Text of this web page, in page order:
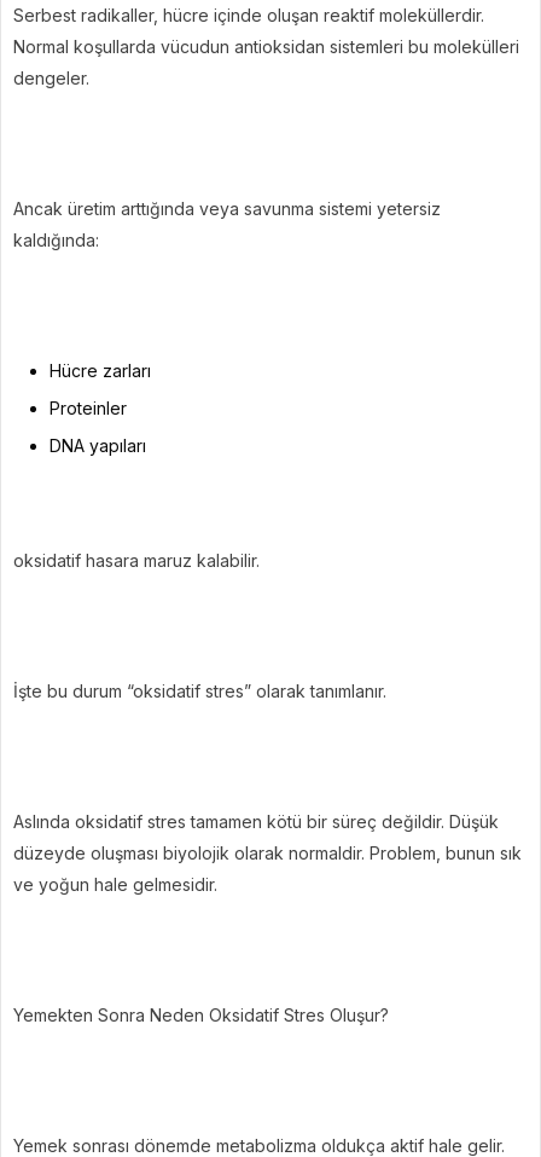
Serbest radikaller, hücre içinde oluşan reaktif moleküllerdir.
Normal koşullarda vücudun antioksidan sistemleri bu molekülleri
dengeler.
Ancak üretim arttığında veya savunma sistemi yetersiz
kaldığında:
Hücre zarları
Proteinler
DNA yapıları
oksidatif hasara maruz kalabilir.
İşte bu durum “oksidatif stres” olarak tanımlanır.
Aslında oksidatif stres tamamen kötü bir süreç değildir. Düşük
düzeyde oluşması biyolojik olarak normaldir. Problem, bunun sık
ve yoğun hale gelmesidir.
Yemekten Sonra Neden Oksidatif Stres Oluşur?
Yemek sonrası dönemde metabolizma oldukça aktif hale gelir.